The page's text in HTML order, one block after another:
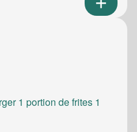
1 portion de frites 1